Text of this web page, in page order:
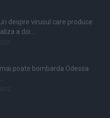
despre virusul care produce
a doi...
poate bombarda Odessa